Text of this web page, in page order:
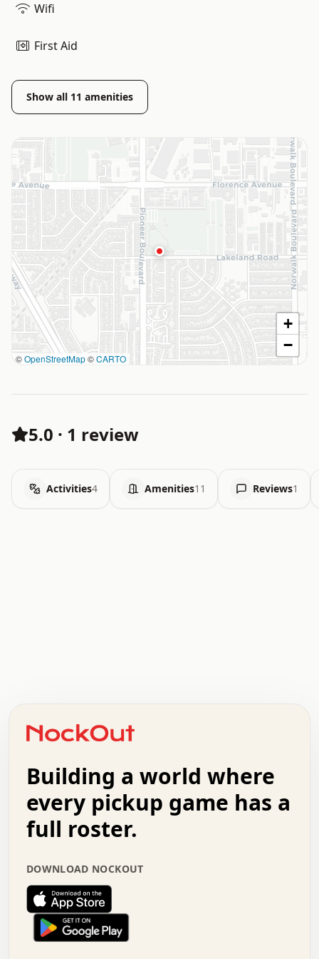
Wifi
First Aid
Show all 11 amenities
©OpenStreetMap©CARTO
+
−
5.0 · 1 review
Activities4 Amenities11 Reviews1
+   .   .   .   .   .   .   .   .   .   +   .   .
.   .   .   .   .   .   .   .   .   .   .   :   .
.   .   .   .   +   .   .   .   .   .   .   .   +
.   :   .   .   .   .   .   .   .   .   o   .   .
.   .   x   .   .   .   .   .   .   :   .   .   o
.   .   .   .   :   .   .   .   .   o   .   .   .
.   .   .   .   .   .   .   :   .   .   .   .   .
.   .   .   .   .   .   .   +   .   .   x   .   .
.   .   .   .   .   :   +   .   .   .   .   .   o
.   .   .   .   .   .   .   .   .   .   .   .   .
.   .   :   o   .   .   .   .   .   .   .   +   .
.   o   .   .   .   .   x   .   .   .   .   .   .
Building a world where
every pickup game has a
full roster.
DOWNLOAD NOCKOUT